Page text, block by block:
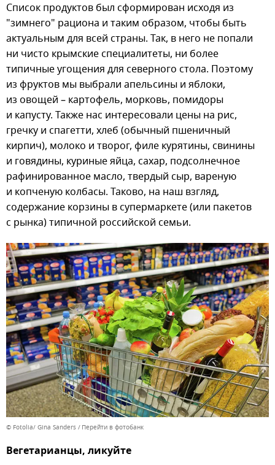
Список продуктов был сформирован исходя из
"зимнего" рациона и таким образом, чтобы быть
актуальным для всей страны. Так, в него не попали
ни чисто крымские специалитеты, ни более
типичные угощения для северного стола. Поэтому
из фруктов мы выбрали апельсины и яблоки,
из овощей – картофель, морковь, помидоры
и капусту. Также нас интересовали цены на рис,
гречку и спагетти, хлеб (обычный пшеничный
кирпич), молоко и творог, филе курятины, свинины
и говядины, куриные яйца, сахар, подсолнечное
рафинированное масло, твердый сыр, вареную
и копченую колбасы. Таково, на наш взгляд,
содержание корзины в супермаркете (или пакетов
с рынка) типичной российской семьи.
© Fotolia/ Gina Sanders Перейти в фотобанк
Вегетарианцы, ликуйте